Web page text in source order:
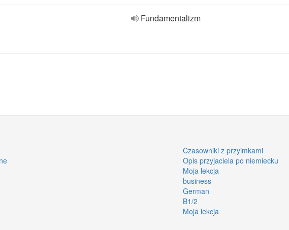
Fundamentalizm
Czasowniki z przyimkami
Opis przyjaciela po niemiecku
Moja lekcja
business
German
B1/2
Moja lekcja